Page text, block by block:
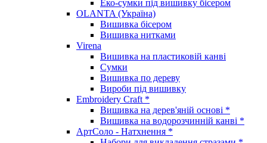
Еко-сумки під вишивку бісером
OLANTA (Україна)
Вишивка бісером
Вишивка нитками
Virena
Вишивка на пластиковій канві
Сумки
Вишивка по дереву
Вироби під вишивку
Embroidery Craft *
Вишивка на дерев'яній основі *
Вишивка на водорозчинній канві *
АртСоло - Натхнення *